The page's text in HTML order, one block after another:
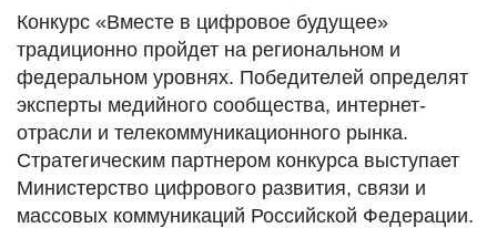
Конкурс «Вместе в цифровое будущее»
традиционно пройдет на региональном и
федеральном уровнях. Победителей определят
эксперты медийного сообщества, интернет-
отрасли и телекоммуникационного рынка.
Стратегическим партнером конкурса выступает
Министерство цифрового развития, связи и
массовых коммуникаций Российской Федерации.